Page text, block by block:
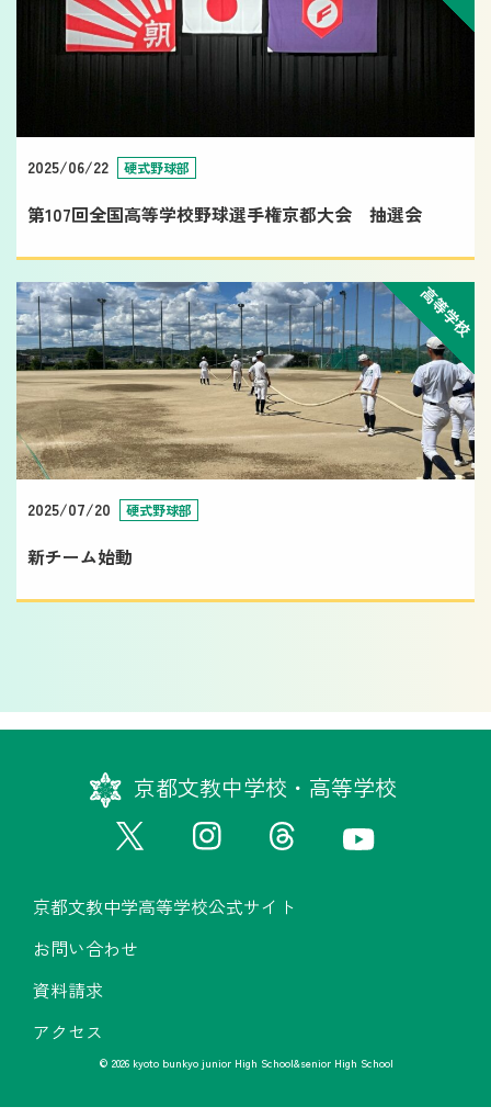
2025/06/22 硬式野球部
第107回全国高等学校野球選手権京都大会 抽選会
高等学校
2025/07/20 硬式野球部
新チーム始動
京都文教中学校・高等学校
京都文教中学高等学校公式サイト
お問い合わせ
資料請求
アクセス
© 2026 kyoto bunkyo junior High School&senior High School